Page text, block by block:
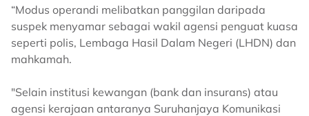
“Modus operandi melibatkan panggilan daripada
suspek menyamar sebagai wakil agensi penguat kuasa
seperti polis, Lembaga Hasil Dalam Negeri (LHDN) dan
mahkamah.
"Selain institusi kewangan (bank dan insurans) atau
agensi kerajaan antaranya Suruhanjaya Komunikasi